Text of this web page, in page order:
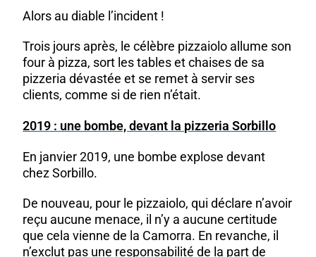
Alors au diable l’incident !
Trois jours après, le célèbre pizzaiolo allume son
four à pizza, sort les tables et chaises de sa
pizzeria dévastée et se remet à servir ses
clients, comme si de rien n’était.
2019 : une bombe, devant la pizzeria Sorbillo
En janvier 2019, une bombe explose devant
chez Sorbillo.
De nouveau, pour le pizzaiolo, qui déclare n’avoir
reçu aucune menace, il n’y a aucune certitude
que cela vienne de la Camorra. En revanche, il
n’exclut pas une responsabilité de la part de